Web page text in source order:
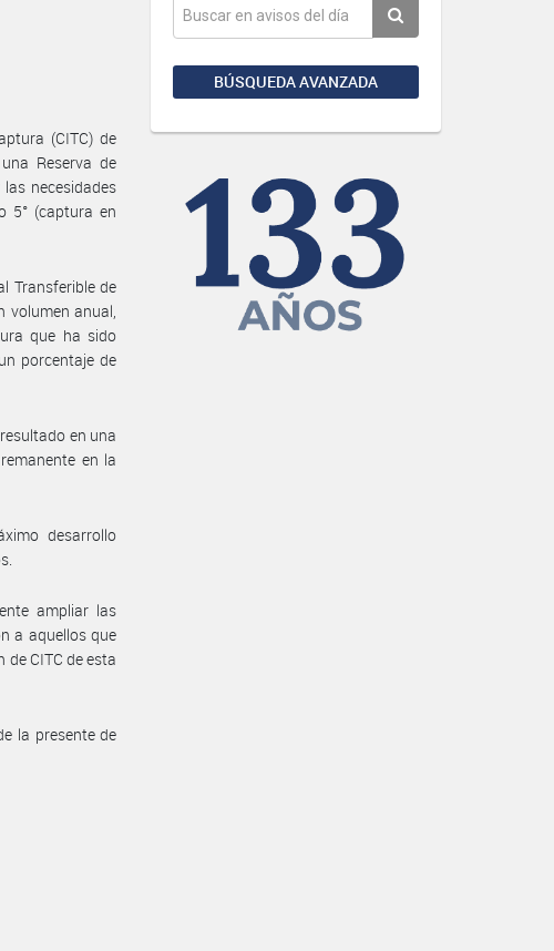
BÚSQUEDA AVANZADA
(CITC) de
Reserva de
necesidades
5° (captura en
Transferible de
volumen anual,
que ha sido
porcentaje de
en una
en la
desarrollo
ampliar las
a aquellos que
CITC de esta
la presente de